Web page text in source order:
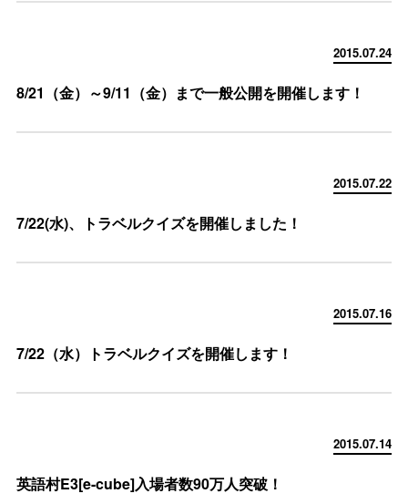
2015.07.24
8/21（金）～9/11（金）まで一般公開を開催します！
2015.07.22
7/22(水)、トラベルクイズを開催しました！
2015.07.16
7/22（水）トラベルクイズを開催します！
2015.07.14
英語村E3[e-cube]入場者数90万人突破！